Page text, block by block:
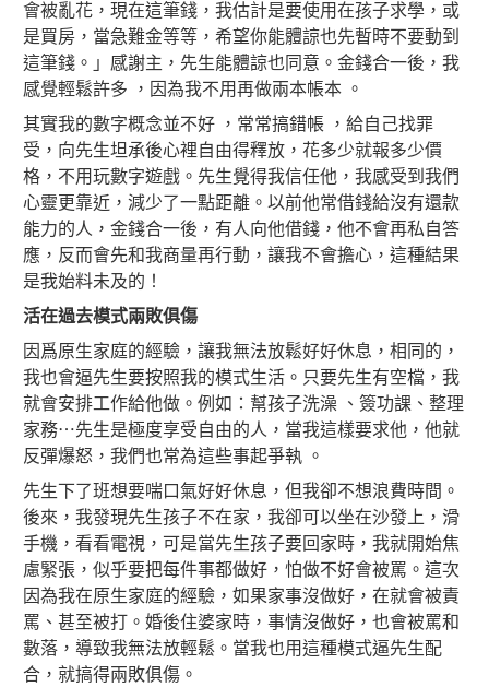
會被亂花，現在這筆錢，我估計是要使用在孩子求學，或
是買房，當急難金等等，希望你能體諒也先暫時不要動到
這筆錢。」感謝主，先生能體諒也同意。金錢合一後，我
感覺輕鬆許多 ，因為我不用再做兩本帳本 。
其實我的數字概念並不好 ，常常搞錯帳 ，給自己找罪
受，向先生坦承後心裡自由得釋放，花多少就報多少價
格，不用玩數字遊戲。先生覺得我信任他，我感受到我們
心靈更靠近，減少了一點距離。以前他常借錢給沒有還款
能力的人，金錢合一後，有人向他借錢，他不會再私自答
應，反而會先和我商量再行動，讓我不會擔心，這種結果
是我始料未及的！
活在過去模式兩敗俱傷
因爲原生家庭的經驗，讓我無法放鬆好好休息，相同的，
我也會逼先生要按照我的模式生活。只要先生有空檔，我
就會安排工作給他做。例如：幫孩子洗澡 、簽功課、整理
家務⋯先生是極度享受自由的人，當我這樣要求他，他就
反彈爆怒，我們也常為這些事起爭執 。
先生下了班想要喘口氣好好休息，但我卻不想浪費時間。
後來，我發現先生孩子不在家，我卻可以坐在沙發上，滑
手機，看看電視，可是當先生孩子要回家時，我就開始焦
慮緊張，似乎要把每件事都做好，怕做不好會被罵。這次
因為我在原生家庭的經驗，如果家事沒做好，在就會被責
罵、甚至被打。婚後住婆家時，事情沒做好，也會被罵和
數落，導致我無法放輕鬆。當我也用這種模式逼先生配
合，就搞得兩敗俱傷。